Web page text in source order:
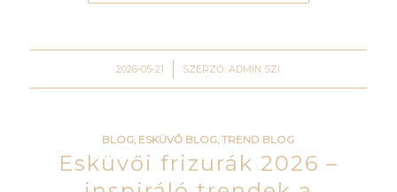
2026-05-21
/ SZERZŐ:ADMIN SZI
BLOG, ESKÜVŐ BLOG,TREND BLOG
Esküvői frizurák 2026 –